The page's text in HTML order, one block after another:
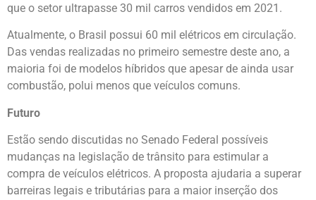
que o setor ultrapasse 30 mil carros vendidos em 2021.
Atualmente, o Brasil possui 60 mil elétricos em circulação.
Das vendas realizadas no primeiro semestre deste ano, a
maioria foi de modelos híbridos que apesar de ainda usar
combustão, polui menos que veículos comuns.
Futuro
Estão sendo discutidas no Senado Federal possíveis
mudanças na legislação de trânsito para estimular a
compra de veículos elétricos. A proposta ajudaria a superar
barreiras legais e tributárias para a maior inserção dos